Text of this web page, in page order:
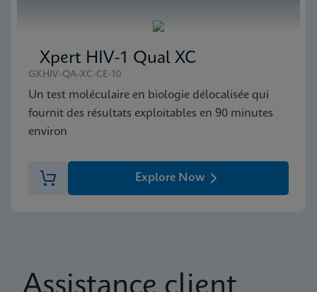
Xpert HIV-1 Qual XC
GXHIV-QA-XC-CE-10
Un test moléculaire en biologie délocalisée qui
fournit des résultats exploitables en 90 minutes
environ
Explore Now